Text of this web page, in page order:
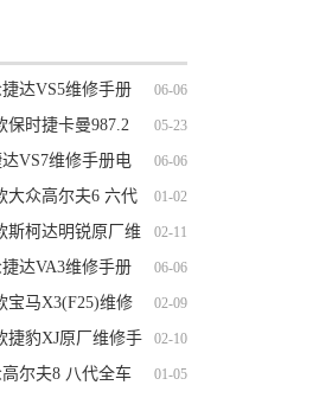
06-06
达VS5维修手册
料下载
05-23
保时捷卡曼987.2
维修手册资料下载06-06
VS7维修手册电
下载
01-02
大众高尔夫6 六代
线路图资料下载
02-11
斯柯达明锐原厂维
路图资料下载
06-06
达VA3维修手册
料下载
02-09
宝马X3(F25)维修
料下载
02-10
捷豹XJ原厂维修手
资料下载
01-05
尔夫8 八代全车